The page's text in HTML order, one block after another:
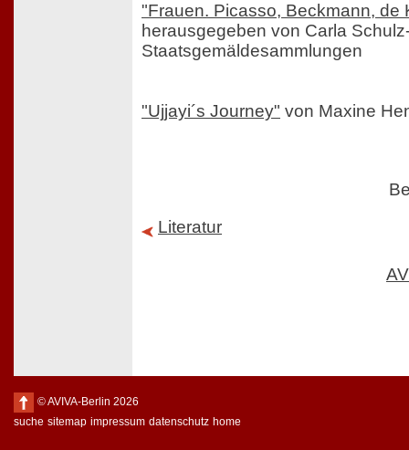
"Frauen. Picasso, Beckmann, de
herausgegeben von Carla
Staatsgemäldesammlungen
"Ujjayi´s Journey" von Maxine
Literatur
© AVIVA-Berlin 2026
suche sitemap impressum datenschutz home